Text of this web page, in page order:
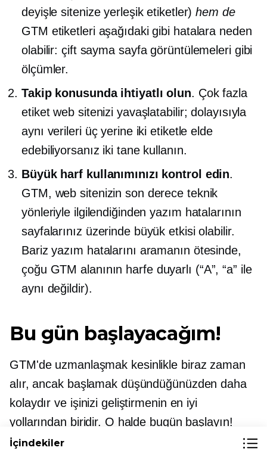
deyişle sitenize yerleşik etiketler)hem de
GTM etiketleri aşağıdaki gibi hatalara neden
olabilir:çift ​​sayma sayfa görüntülemeleri gibi
ölçümler.
Takip konusunda ihtiyatlı olun. Çok fazla
etiket web sitenizi yavaşlatabilir; dolayısıyla
aynı verileri üç yerine iki etiketle elde
edebiliyorsanız iki tane kullanın.
Büyük harf kullanımınızı kontrol edin.
GTM, web sitenizin son derece teknik
yönleriyle ilgilendiğinden yazım hatalarının
sayfalarınız üzerinde büyük etkisi olabilir.
Bariz yazım hatalarını aramanın ötesinde,
çoğu GTM alanının harfe duyarlı (“A”, “a” ile
aynı değildir).
Bu gün başlayacağım!
GTM'de uzmanlaşmak kesinlikle biraz zaman
alır, ancak başlamak düşündüğünüzden daha
kolaydır ve işinizi geliştirmenin en iyi
yollarından biridir. O halde bugün başlayın!
İçindekiler